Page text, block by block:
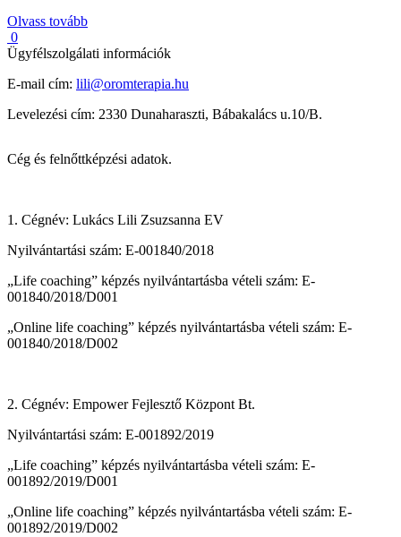
Olvass tovább
0
Ügyfélszolgálati információk
E-mail cím: lili@oromterapia.hu
Levelezési cím: 2330 Dunaharaszti, Bábakalács u.10/B.
Cég és felnőttképzési adatok.
1. Cégnév: Lukács Lili Zsuzsanna EV
Nyilvántartási szám: E-001840/2018
„Life coaching” képzés nyilvántartásba vételi szám: E-
001840/2018/D001
„Online life coaching” képzés nyilvántartásba vételi szám: E-
001840/2018/D002
2. Cégnév: Empower Fejlesztő Központ Bt.
Nyilvántartási szám: E-001892/2019
„Life coaching” képzés nyilvántartásba vételi szám: E-
001892/2019/D001
„Online life coaching” képzés nyilvántartásba vételi szám: E-
001892/2019/D002